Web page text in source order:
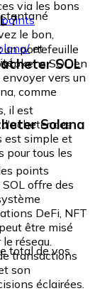
via les bons
le bon,
et
?
portefeuille
tokens SOL en
vers un
comme
SOL
il est
des
est simple et
pour tous les
Solana
points
offre des
DeFi, NFT
être misé
réseau.
transactions
son
éclairées.
total de vos